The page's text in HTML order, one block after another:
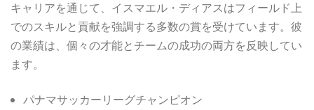
キャリアを通じて、イスマエル・ディアスはフィールド上
でのスキルと貢献を強調する多数の賞を受けています。彼
の業績は、個々の才能とチームの成功の両方を反映してい
ます。
パナマサッカーリーグチャンピオン